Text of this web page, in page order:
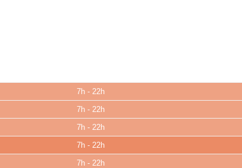
7h - 22h
7h - 22h
7h - 22h
7h - 22h
7h - 22h